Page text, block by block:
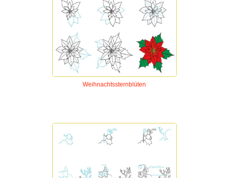
Weihnachtssternblüten